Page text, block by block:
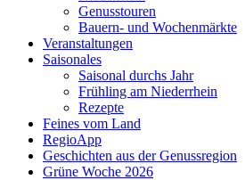
Genusstouren
Bauern- und Wochenmärkte
Veranstaltungen
Saisonales
Saisonal durchs Jahr
Frühling am Niederrhein
Rezepte
Feines vom Land
RegioApp
Geschichten aus der Genussregion
Grüne Woche 2026